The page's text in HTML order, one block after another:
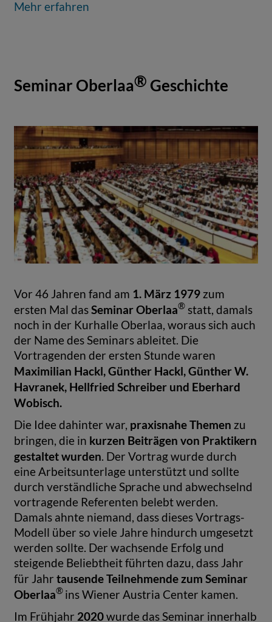
Mehr erfahren
Seminar Oberlaa® Geschichte
Vor 46 Jahren fand am 1. März 1979 zum
ersten Mal das Seminar Oberlaa® statt, damals
noch in der Kurhalle Oberlaa, woraus sich auch
der Name des Seminars ableitet. Die
Vortragenden der ersten Stunde waren
Maximilian Hackl, Günther Hackl, Günther W.
Havranek, Hellfried Schreiber und Eberhard
Wobisch.
Die Idee dahinter war, praxisnahe Themen zu
bringen, die in kurzen Beiträgen von Praktikern
gestaltet wurden . Der Vor­­trag wurde durch
eine Arbeitsunterlage unterstützt und sollte
durch verständliche Sprache und abwech­selnd
vor­tragende Referenten belebt werden.
Damals ahnte niemand, dass dieses Vor­trags-
Modell über so viele Jahre hindurch umgesetzt
werden sollte. Der wachsende Erfolg und
steigende Beliebtheit führten dazu, dass Jahr
für Jahrtausende Teilnehmende zum Seminar
Oberlaa® ins Wiener Austria Center kamen.
Im Frühjahr 2020 wurde das Seminar innerhalb